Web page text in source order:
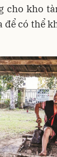
cho kho
để có thể